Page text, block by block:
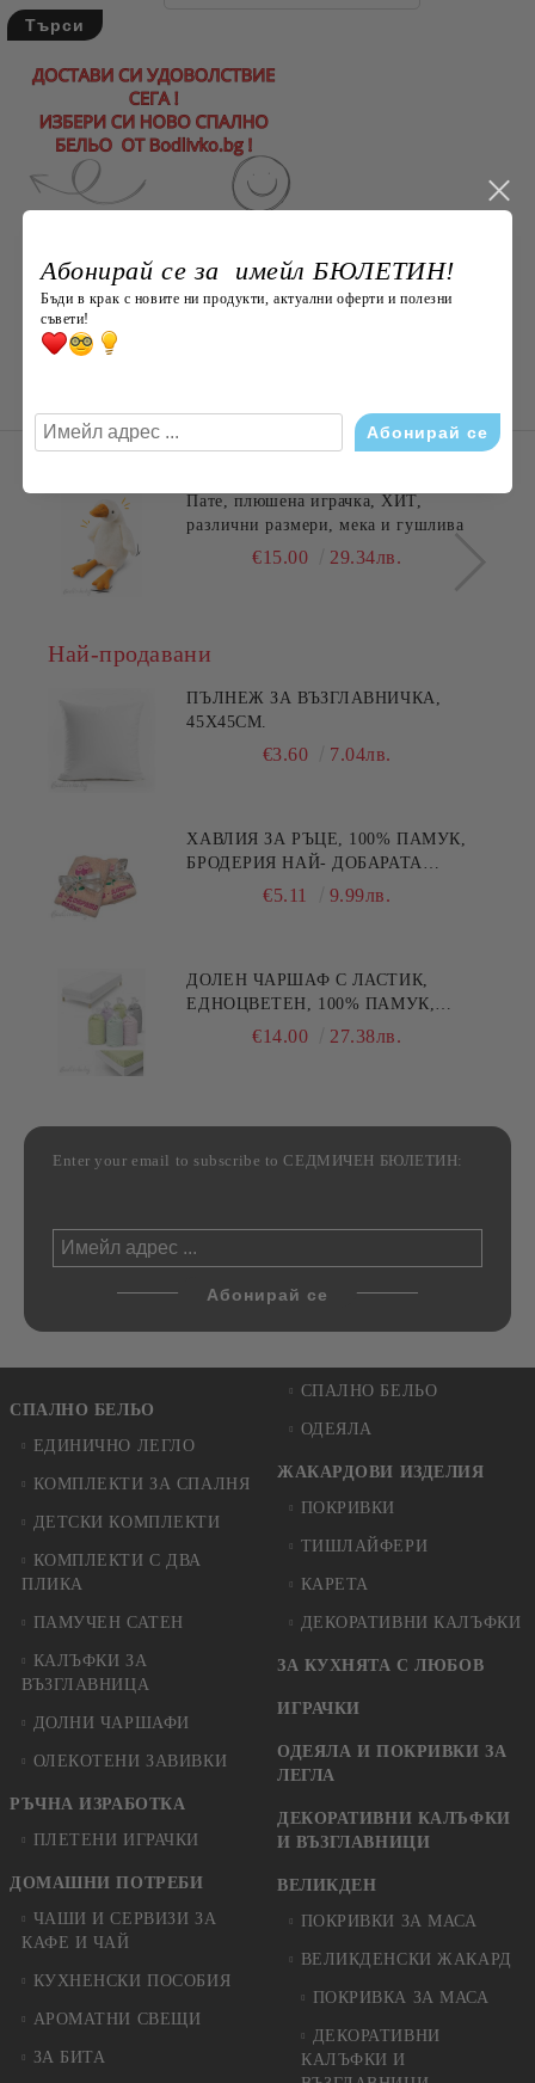
НОВО ОТ Bodlivko. bg
Пате, плюшена играчка, ХИТ,
различни размери, мека и гушлива
€15.00 29.34лв.
Най-продавани
ПЪЛНЕЖ ЗА ВЪЗГЛАВНИЧКА,
45X45СМ.
€3.60 7.04лв.
ХАВЛИЯ ЗА РЪЦЕ, 100% ПАМУК,
БРОДЕРИЯ НАЙ- ДОБАРАТА
МАЙКА/БАБА , РАЗМЕР:
€5.11 9.99лв.
ДОЛЕН ЧАРШАФ С ЛАСТИК,
ЕДНОЦВЕТЕН, 100% ПАМУК,
РАЗЛИЧНИ РАЗМЕРИ
€14.00 27.38лв.
Enter your email to subscribe to СЕДМИЧЕН БЮЛЕТИН:
СПАЛНО БЕЛЬО
ЕДИНИЧНО ЛЕГЛО
КОМПЛЕКТИ ЗА СПАЛНЯ
ДЕТСКИ КОМПЛЕКТИ
КОМПЛЕКТИ С ДВА
ПЛИКА
ПАМУЧЕН САТЕН
КАЛЪФКИ ЗА
ВЪЗГЛАВНИЦА
ДОЛНИ ЧАРШАФИ
ОЛЕКОТЕНИ ЗАВИВКИ
РЪЧНА ИЗРАБОТКА
ПЛЕТЕНИ ИГРАЧКИ
ДОМАШНИ ПОТРЕБИ
ЧАШИ И СЕРВИЗИ ЗА
КАФЕ И ЧАЙ
КУХНЕНСКИ ПОСОБИЯ
АРОМАТНИ СВЕЩИ
ЗА БИТА
СПАЛНО БЕЛЬО
ОДЕЯЛА
ЖАКАРДОВИ ИЗДЕЛИЯ
ПОКРИВКИ
ТИШЛАЙФЕРИ
КАРЕТА
ДЕКОРАТИВНИ КАЛЪФКИ
ЗА КУХНЯТА С ЛЮБОВ
ИГРАЧКИ
ОДЕЯЛА И ПОКРИВКИ ЗА
ЛЕГЛА
ДЕКОРАТИВНИ КАЛЪФКИ
И ВЪЗГЛАВНИЦИ
ВЕЛИКДЕН
ПОКРИВКИ ЗА МАСА
ВЕЛИКДЕНСКИ ЖАКАРД
ПОКРИВКА ЗА МАСА
ДЕКОРАТИВНИ
КАЛЪФКИ И
Абонирай се за имейл БЮЛЕТИН!
Бъди в крак с новите ни продукти, актуални оферти и полезни
съвети!